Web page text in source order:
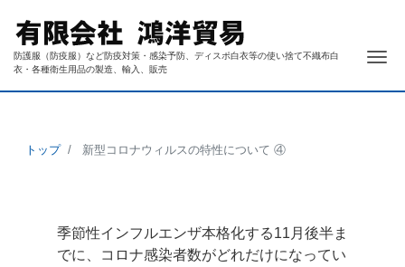
防護服（防疫服）など防疫対策・感染予防、ディスポ白衣等の使い捨て不織布白
衣・各種衛生用品の製造、輸入、販売
ナ
トップ 新型コロナウィルスの特性について ④
季節性インフルエンザ本格化する11月後半ま
でに、コロナ感染者数がどれだけになってい